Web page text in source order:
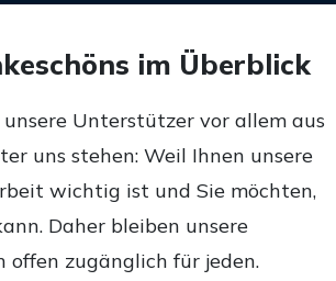
im Überblick
Unterstützer vor allem aus
uns stehen: Weil Ihnen unsere
wichtig ist und Sie möchten,
Daher bleiben unsere
offen zugänglich für jeden.